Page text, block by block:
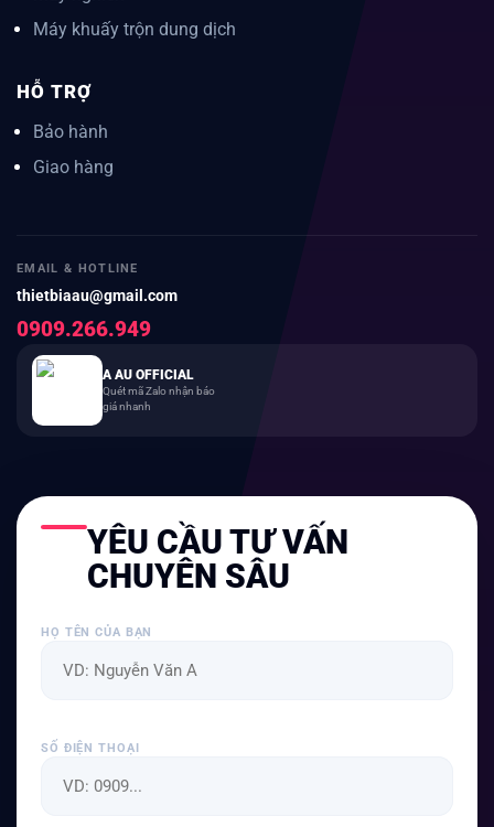
Máy khuấy trộn dung dịch
HỖ TRỢ
Bảo hành
Giao hàng
EMAIL & HOTLINE
thietbiaau@gmail.com
0909.266.949
A AU OFFICIAL
Quét mã Zalo nhận báo
giá nhanh
YÊU CẦU TƯ VẤN
CHUYÊN SÂU
HỌ TÊN CỦA BẠN
SỐ ĐIỆN THOẠI